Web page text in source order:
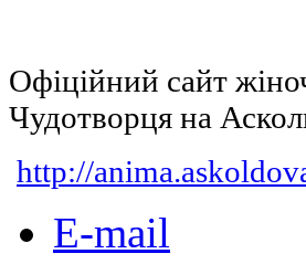
Офіційний сайт
Чудотворця на
http://
E-mail